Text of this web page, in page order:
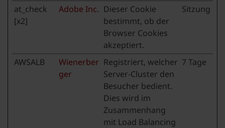
at_check
[x2]
Adobe Inc. Dieser Cookie
bestimmt, ob der
Browser Cookies
akzeptiert.
Sitzung
AWSALB
Wienerber
ger
Registriert, welcher
Server-Cluster den
Besucher bedient.
Dies wird im
Zusammenhang
mit Load Balancing
7 Tage